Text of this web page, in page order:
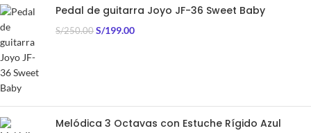
Pedal de guitarra Joyo JF-36 Sweet Baby
S/250.00 S/199.00
Melódica 3 Octavas con Estuche Rígido Azul